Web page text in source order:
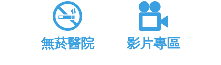
無菸醫院 影片專區